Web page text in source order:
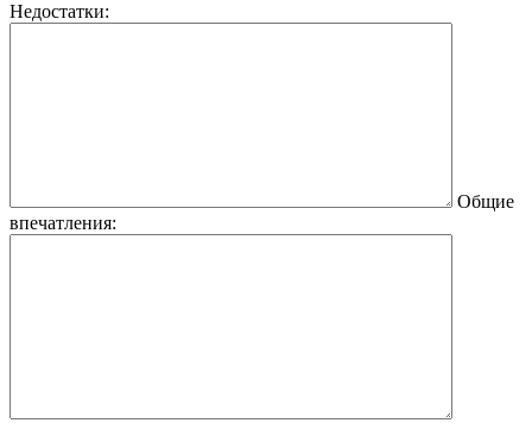
Недостатки:
Общие
впечатления: